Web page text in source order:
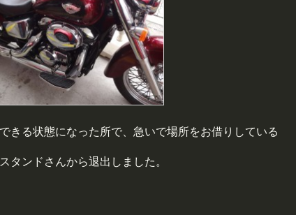
きる状態になった所で、急いで場所をお借りしている
タンドさんから退出しました。